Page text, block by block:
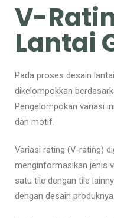
V-
Lantai
Pada proses desain
dikelompokkan
Pengelompokan variasi
dan motif.
Variasi rating (V-rating)
menginformasikan jenis
satu tile dengan tile
dengan desain produknya.